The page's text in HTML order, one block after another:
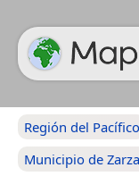
Región del Pacífico
Municipio de